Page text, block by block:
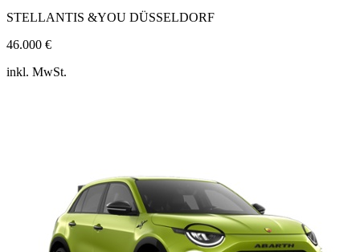
STELLANTIS &YOU DÜSSELDORF
46.000 €
inkl. MwSt.